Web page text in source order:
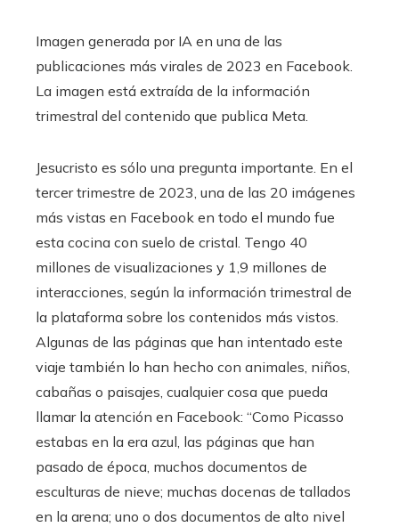
Imagen generada por IA en una de las
publicaciones más virales de 2023 en Facebook.
La imagen está extraída de la información
trimestral del contenido que publica Meta.
Jesucristo es sólo una pregunta importante. En el
tercer trimestre de 2023, una de las 20 imágenes
más vistas en Facebook en todo el mundo fue
esta cocina con suelo de cristal. Tengo 40
millones de visualizaciones y 1,9 millones de
interacciones, según la información trimestral de
la plataforma sobre los contenidos más vistos.
Algunas de las páginas que han intentado este
viaje también lo han hecho con animales, niños,
cabañas o paisajes, cualquier cosa que pueda
llamar la atención en Facebook: “Como Picasso
estabas en la era azul, las páginas que han
pasado de época, muchos documentos de
esculturas de nieve; muchas docenas de tallados
en la arena; uno o dos documentos de alto nivel